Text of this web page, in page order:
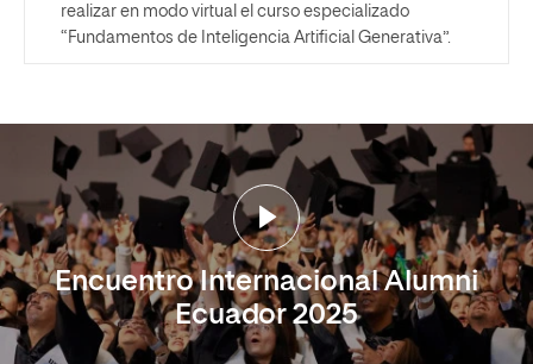
realizar en modo virtual el curso especializado
“Fundamentos de Inteligencia Artificial Generativa”.
Encuentro Internacional Alumni
Ecuador 2025